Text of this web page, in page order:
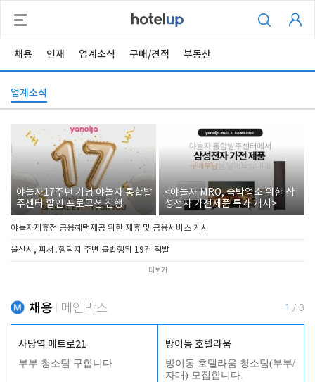
채용 인재 업계소식 구매/견적 부동산
업계소식
야놀자17주년 기념 야놀자 통합발
주센터 할인 프로모션 진행
<야놀자 MRO, 숙박업소 위한 삼
성전자 가전제품 특가 개시>
야놀자제휴점 금융혜택제공 위한 제휴 및 금융서비스 게시
울산시, 피서․행락지 주변 불법행위 19건 적발
더보기
채용 메인박스 1 / 3
사당역 메트로21
부부 청소팀 구합니다
방이동 호텔라움
방이동 호텔라움 청소팀(부부/
자매) 모집합니다.